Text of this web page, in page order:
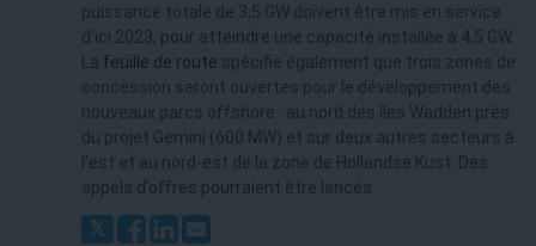
puissance totale de 3,5 GW doivent être mis en service
d’ici 2023, pour atteindre une capacité installée à 4,5 GW.
La feuille de route spécifie également que trois zones de
concession seront ouvertes pour le développement des
nouveaux parcs offshore : au nord des îles Wadden près
du projet Gemini (600 MW) et sur deux autres secteurs à
l’est et au nord-est de la zone de Hollandse Kust. Des
appels d’offres pourraient être lancés.